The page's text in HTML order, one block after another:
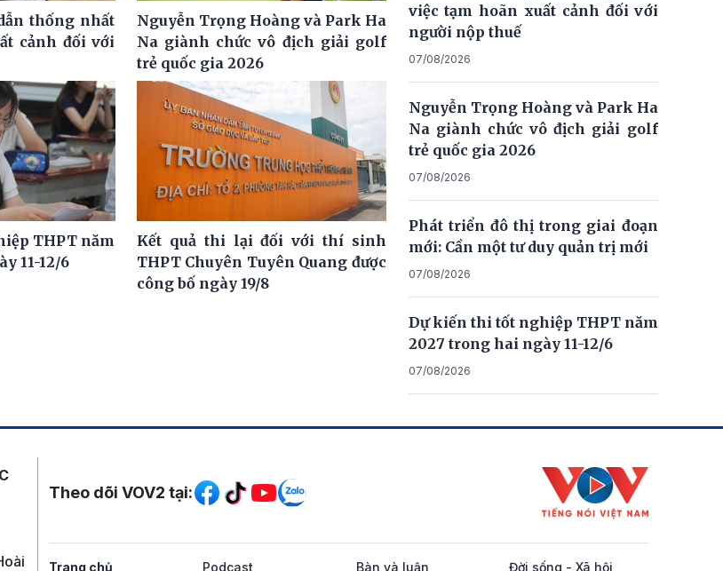
thống nhất
cảnh đối với
Nguyễn Trọng Hoàng và Park Ha
Na giành chức vô địch giải golf
trẻ quốc gia 2026
THPT năm
11-12/6
Kết quả thi lại đối với thí sinh
THPT Chuyên Tuyên Quang được
công bố ngày 19/8
việc tạm hoãn xuất cảnh đối với
người nộp thuế
07/08/2026
Nguyễn Trọng Hoàng và Park Ha
Na giành chức vô địch giải golf
trẻ quốc gia 2026
07/08/2026
Phát triển đô thị trong giai đoạn
mới: Cần một tư duy quản trị mới
07/08/2026
Dự kiến thi tốt nghiệp THPT năm
2027 trong hai ngày 11-12/6
07/08/2026
Mạng xã hội
Theo dõi VOV2 tại:
Trang chủ Podcast Bàn và luận Đời sống - Xã hội